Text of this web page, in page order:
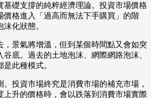
基礎支撐的純粹經濟理論。投資市場價格
價格進入「過高而無法下手購買」的階
化狀態。
，景氣將增溫，但到某個時間點又會如突
底。過去的土地泡沫、網際網路泡沫、
此種模式。
。投資市場終究是消費市場的補充市場，
上升的價格時，會以跌落到消費市場實際